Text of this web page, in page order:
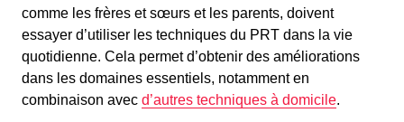
comme les frères et sœurs et les parents, doivent
essayer d’utiliser les techniques du PRT dans la vie
quotidienne. Cela permet d’obtenir des améliorations
dans les domaines essentiels, notamment en
combinaison avec d’autres techniques à domicile.